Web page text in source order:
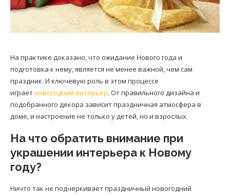
На практике доказано, что ожидание Нового года и
подготовка к нему, является не менее важной, чем сам
праздник. И ключевую роль в этом процессе
играетновогодний интерьер. От правильного дизайна и
подобранного декора зависит праздничная атмосфера в
доме, и настроение не только у детей, но и взрослых.
На что обратить внимание при
украшении интерьера к Новому
году?
Ничто так не подчеркивает праздничный новогодний